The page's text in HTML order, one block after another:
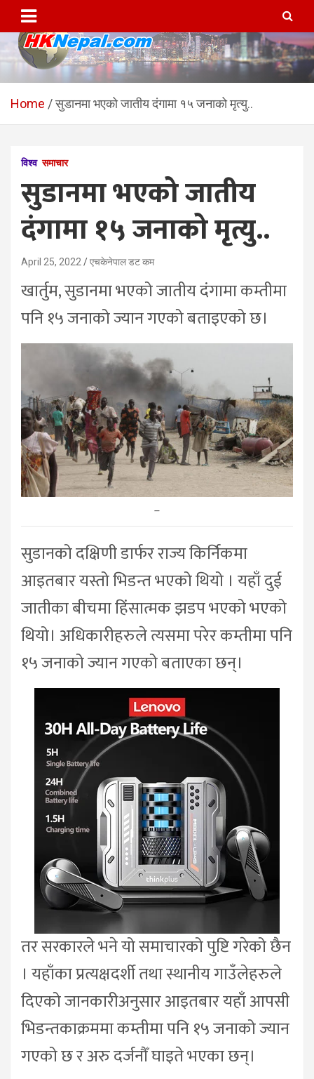
content
HKNepal.com – हङकङबाट
सञ्चालित पहिलो नेपाली अनलाईन
hknepal, hknepal.com, hk nepal, hk nepal com
Home सुडानमा भएको जातीय दंगामा १५ जनाको मृत्यु..
विश्व समाचार
सुडानमा भएको जातीय
दंगामा १५ जनाको मृत्यु..
April 25, 2022 एचकेनेपाल डट कम
खार्तुम, सुडानमा भएको जातीय दंगामा कम्तीमा
पनि १५ जनाको ज्यान गएको बताइएको छ।
–
सुडानको दक्षिणी डार्फर राज्य किर्निकमा
आइतबार यस्तो भिडन्त भएको थियो । यहाँ दुई
जातीका बीचमा हिंसात्मक झडप भएको भएको
थियो। अधिकारीहरुले त्यसमा परेर कम्तीमा पनि
१५ जनाको ज्यान गएको बताएका छन्।
तर सरकारले भने यो समाचारको पुष्टि गरेको छैन
। यहाँका प्रत्यक्षदर्शी तथा स्थानीय गाउँलेहरुले
दिएको जानकारीअनुसार आइतबार यहाँ आपसी
भिडन्तकाक्रममा कम्तीमा पनि १५ जनाको ज्यान
गएको छ र अरु दर्जनौँ घाइते भएका छन्।